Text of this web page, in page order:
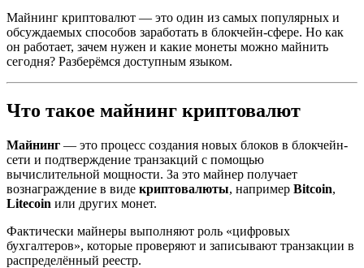
Майнинг криптовалют — это один из самых популярных и
обсуждаемых способов заработать в блокчейн-сфере. Но как
он работает, зачем нужен и какие монеты можно майнить
сегодня? Разберёмся доступным языком.
Что такое майнинг криптовалют
Майнинг — это процесс создания новых блоков в блокчейн-
сети и подтверждение транзакций с помощью
вычислительной мощности. За это майнер получает
вознаграждение в виде криптовалюты, например Bitcoin,
Litecoin или других монет.
Фактически майнеры выполняют роль «цифровых
бухгалтеров», которые проверяют и записывают транзакции в
распределённый реестр.